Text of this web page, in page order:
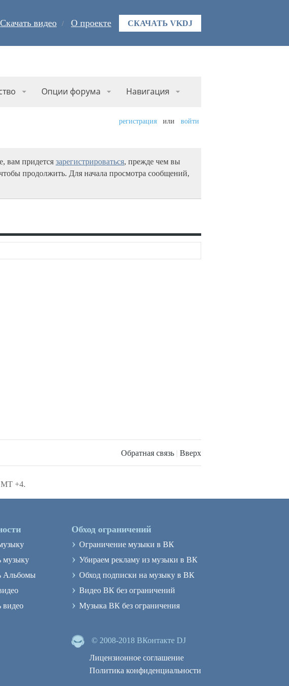
Скачать видео О проекте СКАЧАТЬ VKDJ
Опции форума Навигация
регистрация или войти
вам придется зарегистрироваться, прежде чем вы
продолжить. Для начала просмотра сообщений,
Обратная связь | Вверх
+4.
музыку
Альбомы
видео
Обход ограничений
› Ограничение музыки в ВК
› Убираем рекламу из музыки в ВК
› Обход подписки на музыку в ВК
› Видео ВК без ограничений
› Музыка ВК без ограничения
© 2008-2018 ВКонтакте DJ
Лицензионное соглашение
Политика конфиденциальности